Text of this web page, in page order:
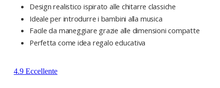
Design realistico ispirato alle chitarre classiche
Ideale per introdurre i bambini alla musica
Facile da maneggiare grazie alle dimensioni compatte
Perfetta come idea regalo educativa